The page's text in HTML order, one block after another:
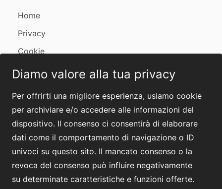
Home
Privacy
Cookie
Revoca consensi
byanawim
Diamo valore alla tua privacy
Per offrirti una migliore esperienza, usiamo cookie
per archiviare e/o accedere alle informazioni del
dispositivo. Il consenso ci consentirà di elaborare
dati come il comportamento di navigazione o ID
univoci su questo sito. Il mancato consenso o la
revoca del consenso può influire negativamente
su determinate caratteristiche e funzioni offerte.